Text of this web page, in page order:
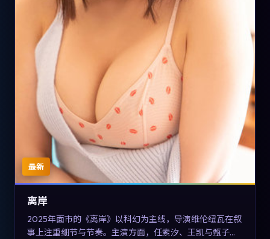
最新
离岸
2025年面市的《离岸》以科幻为主线，导演维伦纽瓦在叙
事上注重细节与节奏。主演方面，任素汐、王凯与甄子丹